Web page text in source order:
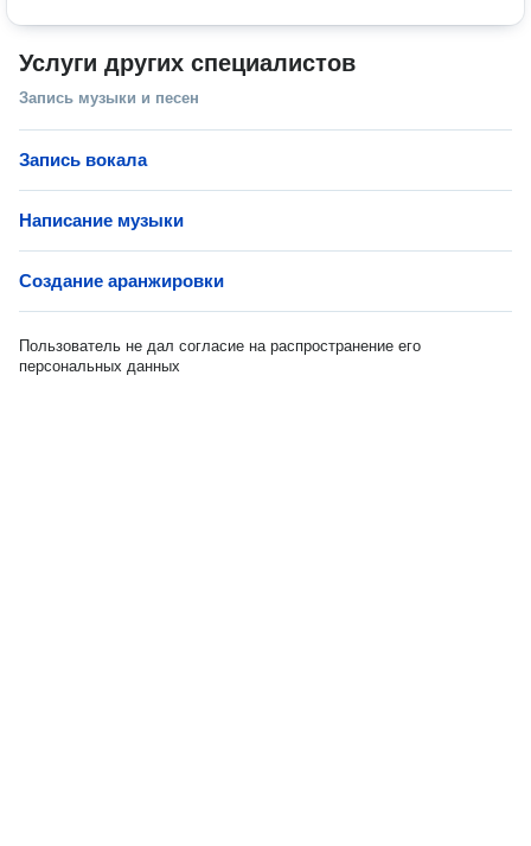
Услуги других специалистов
Запись музыки и песен
Запись вокала
Написание музыки
Создание аранжировки
Пользователь не дал согласие на распространение его
персональных данных